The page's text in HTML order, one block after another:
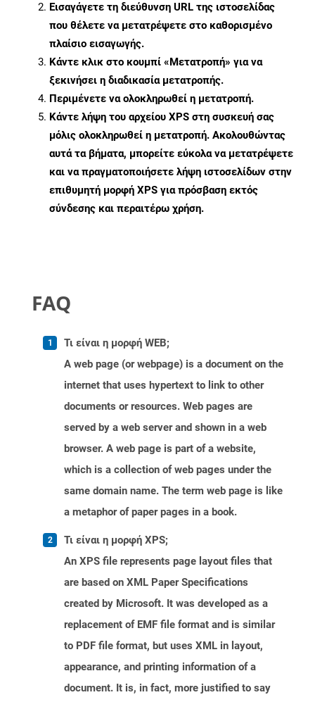
Εισαγάγετε τη διεύθυνση URL της ιστοσελίδας
που θέλετε να μετατρέψετε στο καθορισμένο
πλαίσιο εισαγωγής.
Κάντε κλικ στο κουμπί «Μετατροπή» για να
ξεκινήσει η διαδικασία μετατροπής.
Περιμένετε να ολοκληρωθεί η μετατροπή.
Κάντε λήψη του αρχείου XPS στη συσκευή σας
μόλις ολοκληρωθεί η μετατροπή. Ακολουθώντας
αυτά τα βήματα, μπορείτε εύκολα να μετατρέψετε
και να πραγματοποιήσετε λήψη ιστοσελίδων στην
επιθυμητή μορφή XPS για πρόσβαση εκτός
σύνδεσης και περαιτέρω χρήση.
FAQ
Τι είναι η μορφή WEB;
A web page (or webpage) is a document on the
internet that uses hypertext to link to other
documents or resources. Web pages are
served by a web server and shown in a web
browser. A web page is part of a website,
which is a collection of web pages under the
same domain name. The term web page is like
a metaphor of paper pages in a book.
Τι είναι η μορφή XPS;
An XPS file represents page layout files that
are based on XML Paper Specifications
created by Microsoft. It was developed as a
replacement of EMF file format and is similar
to PDF file format, but uses XML in layout,
appearance, and printing information of a
document. It is, in fact, more justified to say